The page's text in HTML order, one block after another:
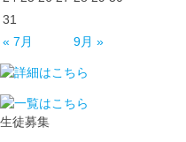
31
« 7月
9月 »
生徒募集